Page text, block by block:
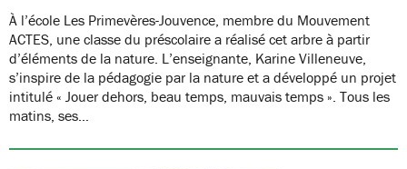
À l’école Les Primevères-Jouvence, membre du Mouvement
ACTES, une classe du préscolaire a réalisé cet arbre à partir
d’éléments de la nature. L’enseignante, Karine Villeneuve,
s’inspire de la pédagogie par la nature et a développé un projet
intitulé « Jouer dehors, beau temps, mauvais temps ». Tous les
matins, ses…